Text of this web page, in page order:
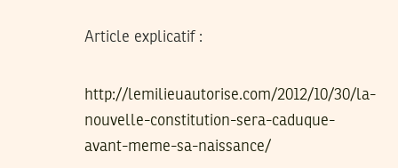
Article explicatif :
http://lemilieuautorise.com/2012/10/30/la-
nouvelle-constitution-sera-caduque-
avant-meme-sa-naissance/